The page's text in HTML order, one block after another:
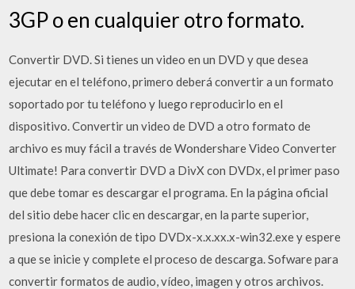
3GP o en cualquier otro formato.
Convertir DVD. Si tienes un video en un DVD y que desea
ejecutar en el teléfono, primero deberá convertir a un formato
soportado por tu teléfono y luego reproducirlo en el
dispositivo. Convertir un video de DVD a otro formato de
archivo es muy fácil a través de Wondershare Video Converter
Ultimate! Para convertir DVD a DivX con DVDx, el primer paso
que debe tomar es descargar el programa. En la página oficial
del sitio debe hacer clic en descargar, en la parte superior,
presiona la conexión de tipo DVDx-x.x.xx.x-win32.exe y espere
a que se inicie y complete el proceso de descarga. Sofware para
convertir formatos de audio, vídeo, imagen y otros archivos.